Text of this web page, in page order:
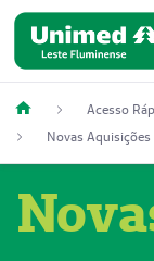
Acesso
Novas Aquisições